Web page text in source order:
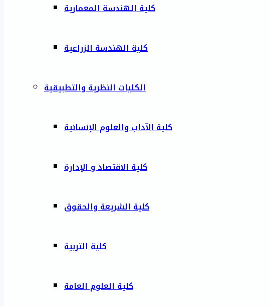
كلية الهندسة المعمارية
كلية الهندسة الزراعية
الكليات النظرية والتطبيقية
كلية الآداب والعلوم الإنسانية
كلية الاقتصاد و الإدارة
كلية الشريعة والحقوق
كلية التربية
كلية العلوم العامة